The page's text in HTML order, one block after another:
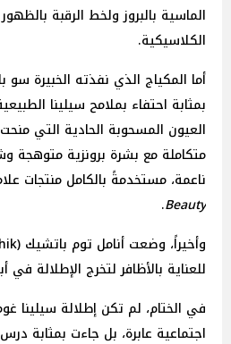
الماسية بالبروز ولخط الرقبة
الكلاسيكية.
بمثابة احتفاء بملامح سيلينا
العيون المسحوبة الحادية التي
متكاملة مع بشرة برونزية متوهجة
ناعمة، مستخدمةً بالكامل منتجات
Beauty
.
للعناية بالأظافر لتخرج الإطلالة
في الختام، لم تكن إطلالة سيلينا
اجتماعية عابرة، بل جاءت